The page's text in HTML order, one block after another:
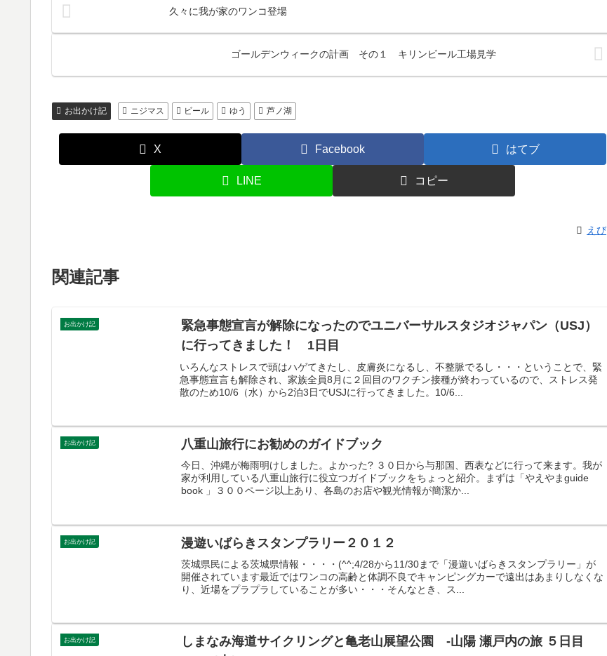
久々に我が家のワンコ登場
ゴールデンウィークの計画 その１ キリンビール工場見学
お出かけ記 ニジマス ビール ゆう 芦ノ湖
X Facebook はてブ
LINE コピー
えび
関連記事
お出かけ記
緊急事態宣言が解除になったのでユニバーサルスタジオジャパン（USJ）
に行ってきました！ 1日目
いろんなストレスで頭はハゲてきたし、皮膚炎になるし、不整脈でるし・・・ということで、緊
急事態宣言も解除され、家族全員8月に２回目のワクチン接種が終わっているので、ストレス発
散のため10/6（水）から2泊3日でUSJに行ってきました。10/6...
お出かけ記 八重山旅行にお勧めのガイドブック
今日、沖縄が梅雨明けしました。よかった? ３０日から与那国、西表などに行って来ます。我が
家が利用している八重山旅行に役立つガイドブックをちょっと紹介。まずは「やえやまguide
book 」３００ページ以上あり、各島のお店や観光情報が簡潔か...
お出かけ記 漫遊いばらきスタンプラリー２０１２
茨城県民による茨城県情報・・・・(^^;4/28から11/30まで「漫遊いばらきスタンプラリー」が
開催されています最近ではワンコの高齢と体調不良でキャンピングカーで遠出はあまりしなくな
り、近場をプラプラしていることが多い・・・そんなとき、ス...
お出かけ記
しまなみ海道サイクリングと亀老山展望公園 -山陽 瀬戸内の旅 ５日目